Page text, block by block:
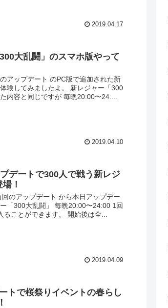
2019.04.17
大乱闘」のスマホ版やって
アップデート のPC版で追加された新
験してみましたよ。 新レジャー「300
内容と同じですが 毎晩20:00〜24:...
2019.04.10
デートで300人で戦う新レジ
！
のアップデート から本日アップデー
「300大乱闘」 毎晩20:00〜24:00 1回
ことができます。 開始後は全...
2019.04.09
トで桜祭りイベントの春らし